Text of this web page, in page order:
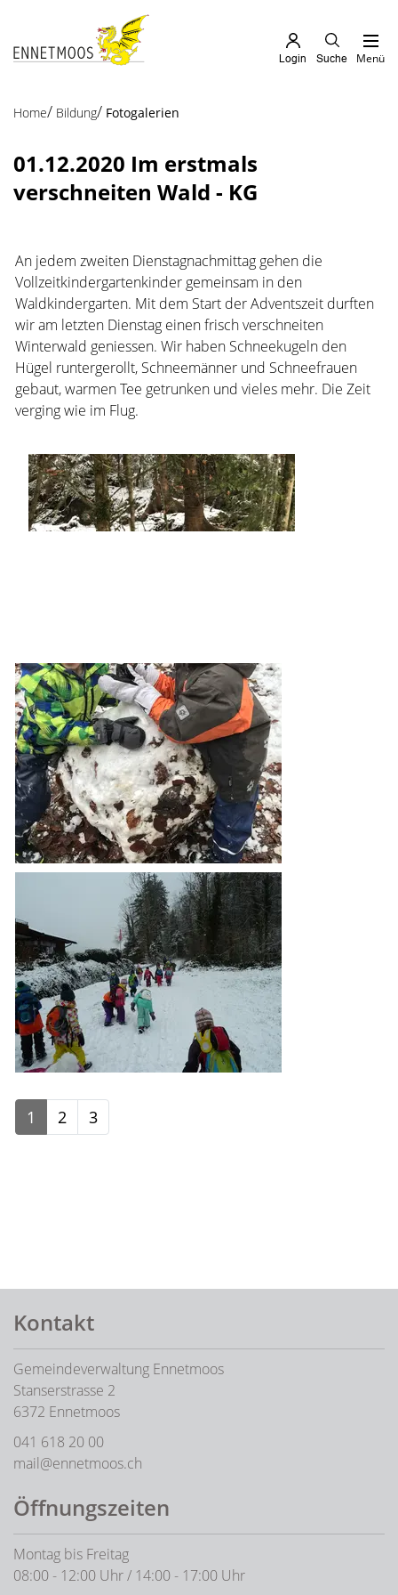
zur Startseite
Direkt zur Hauptnavigation
Direkt zum Inhalt
Direkt zur Suche
Direkt zum Stichwortverzeichnis
Menü
Suche
Login
Home Bildung Fotogalerien
01.12.2020 Im erstmals
verschneiten Wald - KG
An jedem zweiten Dienstagnachmittag gehen die
Vollzeitkindergartenkinder gemeinsam in den
Waldkindergarten. Mit dem Start der Adventszeit durften
wir am letzten Dienstag einen frisch verschneiten
Winterwald geniessen. Wir haben Schneekugeln den
Hügel runtergerollt, Schneemänner und Schneefrauen
gebaut, warmen Tee getrunken und vieles mehr. Die Zeit
verging wie im Flug.
1 2 3
Kontakt
Gemeindeverwaltung Ennetmoos
Stanserstrasse 2
6372 Ennetmoos
041 618 20 00
mail@ennetmoos.ch
Öffnungszeiten
Montag bis Freitag
08:00 - 12:00 Uhr / 14:00 - 17:00 Uhr